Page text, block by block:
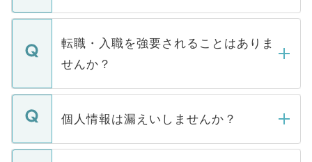
ます。通常、5営業日以内にはご連絡をせて
いただきますので、しばらくお待ちくださ
い。
マイナビDOCTORで取り扱っている求人の
うち約3割は、Webサイトからご覧いただ
けない「非公開求人」です。非公開求人は
下記の理由によって、一般には公開してい
ません。
■応募殺到を避けるため 人気のある医療機
関を公にしてしまうと、応募が殺到する場
転職・入職を強要されることはありま
せんか？
転職・入職を強要することは一切ありませ
ん。また、仮に応募先から内定をいただい
定を承諾する必要はありません。内定先へ
個人情報は漏えいしませんか？
個人情報が漏えいすることはありませんの